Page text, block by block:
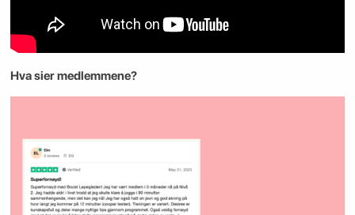
Hva sier medlemmene?